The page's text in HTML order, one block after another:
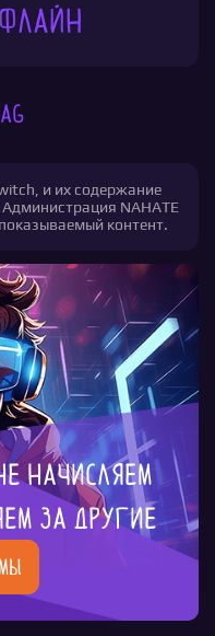
и их содержание
NAHATE
контент.
начисляем
за другие